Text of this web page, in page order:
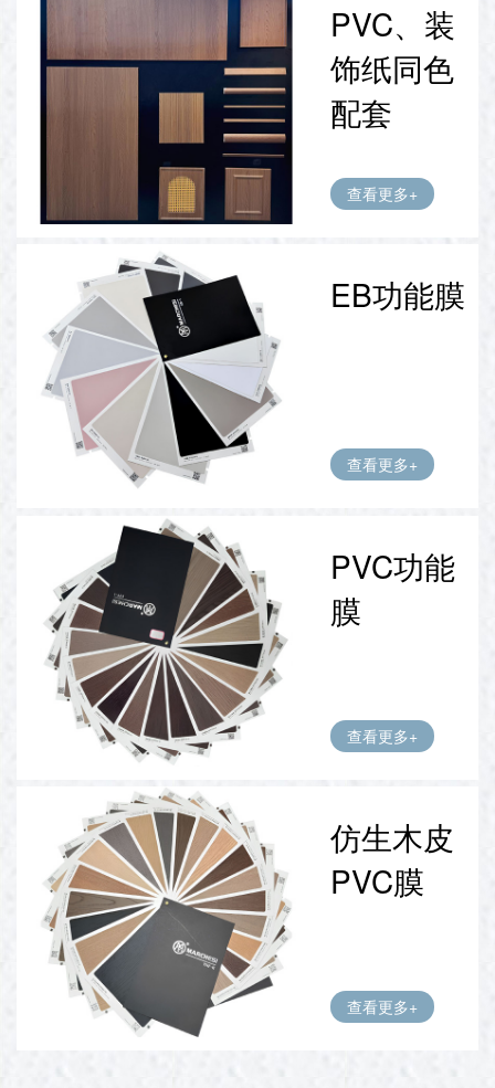
PVC、装
饰纸同色
配套
查看更多+
EB功能膜
查看更多+
PVC功能
膜
查看更多+
仿生木皮
PVC膜
查看更多+